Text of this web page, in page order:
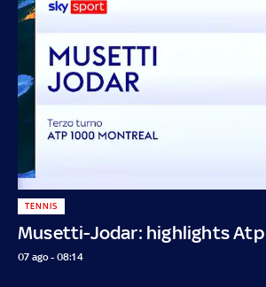
Musetti-Jodar: highlights
TENNIS
07 ago - 08:14